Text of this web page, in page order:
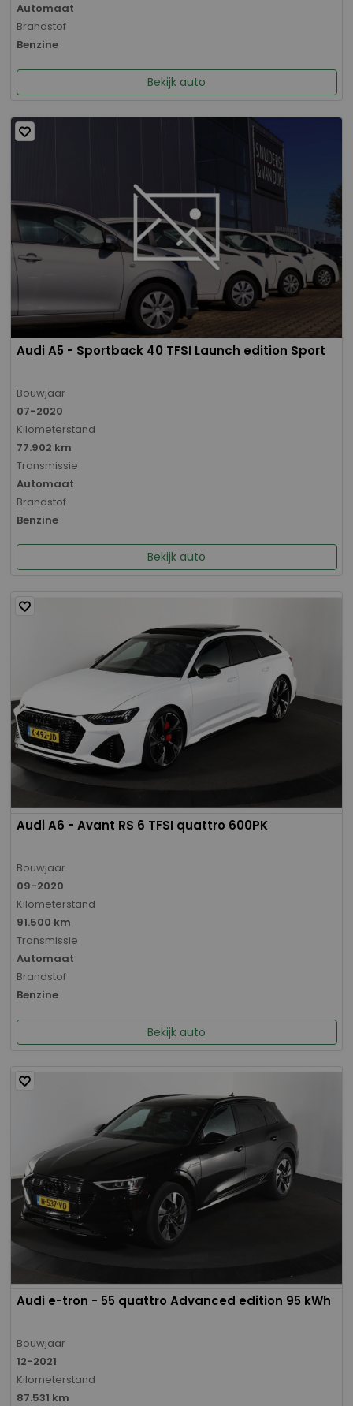
Automaat
Brandstof
Benzine
Bekijk auto
Audi A5 - Sportback 40 TFSI Launch edition Sport
Bouwjaar
07-2020
Kilometerstand
77.902 km
Transmissie
Automaat
Brandstof
Benzine
Bekijk auto
Audi A6 - Avant RS 6 TFSI quattro 600PK
Bouwjaar
09-2020
Kilometerstand
91.500 km
Transmissie
Automaat
Brandstof
Benzine
Bekijk auto
Audi e-tron - 55 quattro Advanced edition 95 kWh
Bouwjaar
12-2021
Kilometerstand
87.531 km